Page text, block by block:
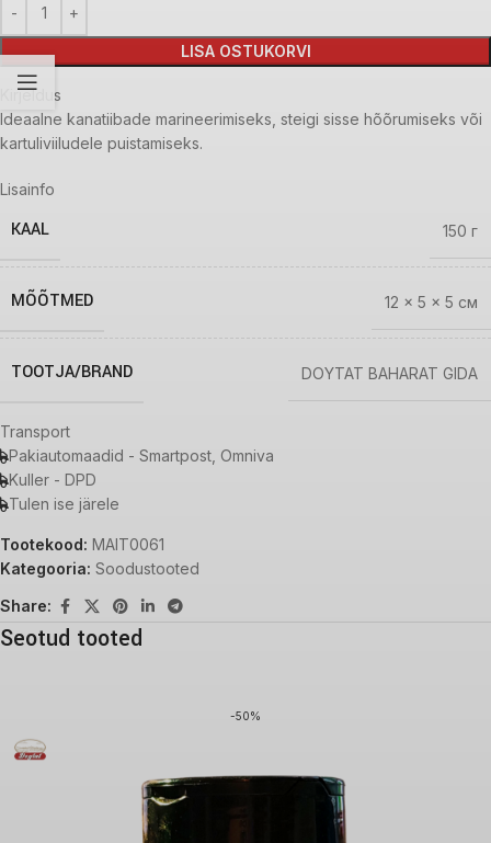
LISA OSTUKORVI
Kirjeldus
Ideaalne kanatiibade marineerimiseks, steigi sisse hõõrumiseks või
kartuliviiludele puistamiseks.
Lisainfo
KAAL 150 г
MÕÕTMED 12 × 5 × 5 см
TOOTJA/BRAND DOYTAT BAHARAT GIDA
Transport
Pakiautomaadid - Smartpost, Omniva
Kuller - DPD
Tulen ise järele
Tootekood: MAIT0061
Kategooria: Soodustooted
Share:
Seotud tooted
-50%